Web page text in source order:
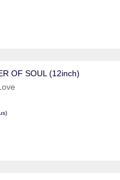
OF SOUL (12inch)